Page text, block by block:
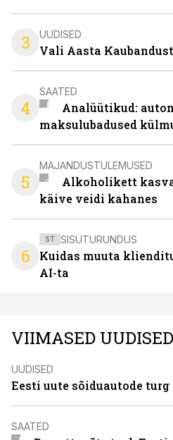
3 UUDISED
Vali Aasta
4
SAATED
Analüütikud:
maksulubadused
5
MAJANDUSTULEMUSED
Alkoholikett
käive veidi kahanes
6
ST SISUTURUNDUS
Kuidas muuta
AI-ta
VIIMASED UUDISED
UUDISED
Eesti uute sõiduautode
SAATED